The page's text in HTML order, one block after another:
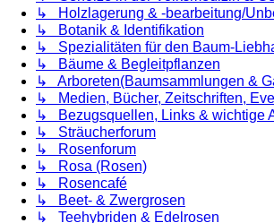
↳ Holzlagerung & -bearbeitung/
↳ Botanik & Identifikation
↳ Spezialitäten für den Baum-
↳ Bäume & Begleitpflanzen
↳ Arboreten(Baumsammlungen &
↳ Medien, Bücher, Zeitschriften,
↳ Bezugsquellen, Links & wichtige
↳ Sträucherforum
↳ Rosenforum
↳ Rosa (Rosen)
↳ Rosencafé
↳ Beet- & Zwergrosen
↳ Teehybriden & Edelrosen